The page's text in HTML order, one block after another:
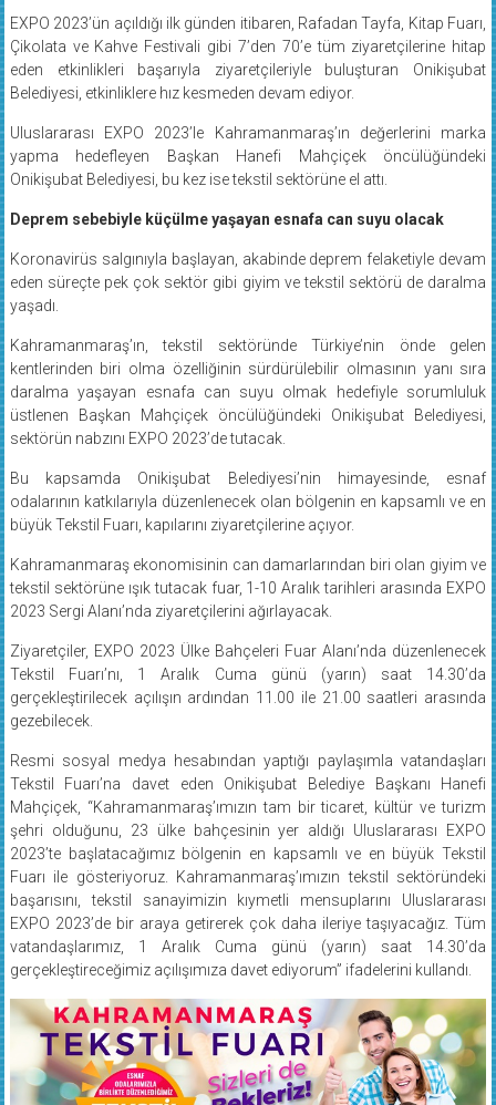
EXPO 2023’ün açıldığı ilk günden itibaren, Rafadan Tayfa, Kitap Fuarı,
Çikolata ve Kahve Festivali gibi 7’den 70’e tüm ziyaretçilerine hitap
eden etkinlikleri başarıyla ziyaretçileriyle buluşturan Onikişubat
Belediyesi, etkinliklere hız kesmeden devam ediyor.
Uluslararası EXPO 2023’le Kahramanmaraş’ın değerlerini marka
yapma hedefleyen Başkan Hanefi Mahçiçek öncülüğündeki
Onikişubat Belediyesi, bu kez ise tekstil sektörüne el attı.
Deprem sebebiyle küçülme yaşayan esnafa can suyu olacak
Koronavirüs salgınıyla başlayan, akabinde deprem felaketiyle devam
eden süreçte pek çok sektör gibi giyim ve tekstil sektörü de daralma
yaşadı.
Kahramanmaraş’ın, tekstil sektöründe Türkiye’nin önde gelen
kentlerinden biri olma özelliğinin sürdürülebilir olmasının yanı sıra
daralma yaşayan esnafa can suyu olmak hedefiyle sorumluluk
üstlenen Başkan Mahçiçek öncülüğündeki Onikişubat Belediyesi,
sektörün nabzını EXPO 2023’de tutacak.
Bu kapsamda Onikişubat Belediyesi’nin himayesinde, esnaf
odalarının katkılarıyla düzenlenecek olan bölgenin en kapsamlı ve en
büyük Tekstil Fuarı, kapılarını ziyaretçilerine açıyor.
Kahramanmaraş ekonomisinin can damarlarından biri olan giyim ve
tekstil sektörüne ışık tutacak fuar, 1-10 Aralık tarihleri arasında EXPO
2023 Sergi Alanı’nda ziyaretçilerini ağırlayacak.
Ziyaretçiler, EXPO 2023 Ülke Bahçeleri Fuar Alanı’nda düzenlenecek
Tekstil Fuarı’nı, 1 Aralık Cuma günü (yarın) saat 14.30’da
gerçekleştirilecek açılışın ardından 11.00 ile 21.00 saatleri arasında
gezebilecek.
Resmi sosyal medya hesabından yaptığı paylaşımla vatandaşları
Tekstil Fuarı’na davet eden Onikişubat Belediye Başkanı Hanefi
Mahçiçek, “Kahramanmaraş’ımızın tam bir ticaret, kültür ve turizm
şehri olduğunu, 23 ülke bahçesinin yer aldığı Uluslararası EXPO
2023’te başlatacağımız bölgenin en kapsamlı ve en büyük Tekstil
Fuarı ile gösteriyoruz. Kahramanmaraş’ımızın tekstil sektöründeki
başarısını, tekstil sanayimizin kıymetli mensuplarını Uluslararası
EXPO 2023’de bir araya getirerek çok daha ileriye taşıyacağız. Tüm
vatandaşlarımız, 1 Aralık Cuma günü (yarın) saat 14.30’da
gerçekleştireceğimiz açılışımıza davet ediyorum” ifadelerini kullandı.